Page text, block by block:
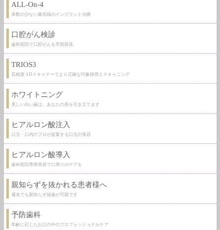
ALL-On-4
本数の少ない最先端のインプラント治療
口腔がん検診
歯科医院で口腔がんを早期発見
TRIOS3
高精度３Dスキャナーでより正確な印象採得とスキャニング
ホワイトニング
美しい白い歯は、あなたの美を引き立てます
ヒアルロン酸注入
口元・口内のプロが提案する口元の美容
ヒアルロン酸導入
歯科医院専用美容で口周りのケアを
親知らずを抜かれる患者様へ
週末でも親知らず抜歯が可能です
予防歯科
年齢に応じたお口の中のプロフェッショナルケア